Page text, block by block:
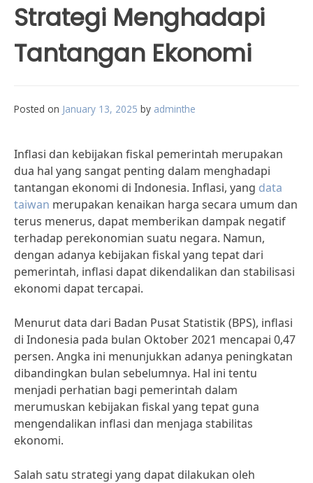
Strategi Menghadapi
Tantangan Ekonomi
Posted on January 13, 2025 by adminthe
Inflasi dan kebijakan fiskal pemerintah merupakan
dua hal yang sangat penting dalam menghadapi
tantangan ekonomi di Indonesia. Inflasi, yang data
taiwan merupakan kenaikan harga secara umum dan
terus menerus, dapat memberikan dampak negatif
terhadap perekonomian suatu negara. Namun,
dengan adanya kebijakan fiskal yang tepat dari
pemerintah, inflasi dapat dikendalikan dan stabilisasi
ekonomi dapat tercapai.
Menurut data dari Badan Pusat Statistik (BPS), inflasi
di Indonesia pada bulan Oktober 2021 mencapai 0,47
persen. Angka ini menunjukkan adanya peningkatan
dibandingkan bulan sebelumnya. Hal ini tentu
menjadi perhatian bagi pemerintah dalam
merumuskan kebijakan fiskal yang tepat guna
mengendalikan inflasi dan menjaga stabilitas
ekonomi.
Salah satu strategi yang dapat dilakukan oleh